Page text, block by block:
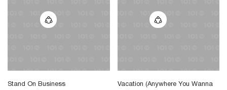
Stand On Business
Vacation (Anywhere You Wanna